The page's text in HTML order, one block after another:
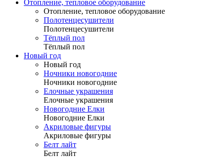
Отопление, тепловое оборудование
Отопление, тепловое оборудование
Полотенцесушители
Полотенцесушители
Тёплый пол
Тёплый пол
Новый год
Новый год
Ночники новогодние
Ночники новогодние
Елочные украшения
Елочные украшения
Новогодние Елки
Новогодние Елки
Акриловые фигуры
Акриловые фигуры
Белт лайт
Белт лайт